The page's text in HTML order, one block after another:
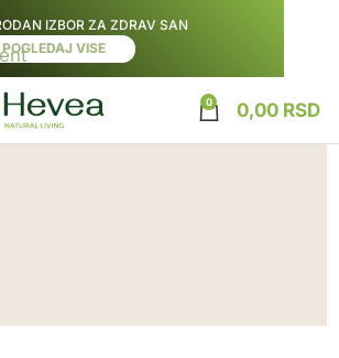
0 0,00 RSD
IZBOR ZA ZDRAV SAN
POGLEDAJ VISE